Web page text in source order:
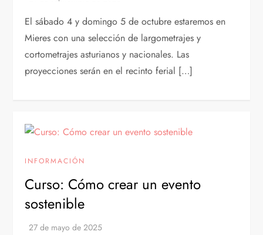
El sábado 4 y domingo 5 de octubre estaremos en
Mieres con una selección de largometrajes y
cortometrajes asturianos y nacionales. Las
proyecciones serán en el recinto ferial […]
INFORMACIÓN
Curso: Cómo crear un evento
sostenible